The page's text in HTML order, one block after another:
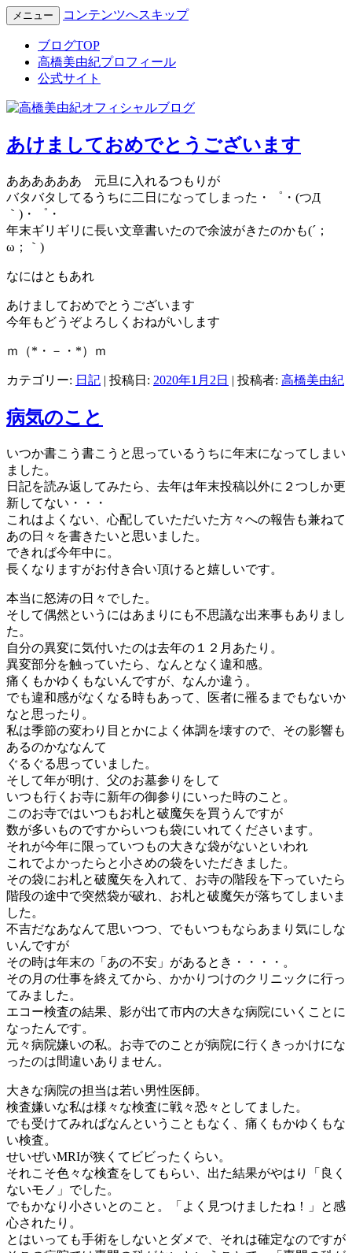
高橋美由紀オフィシャルブロ
グ
Miyuki Takahashi Official Blog
メニュー コンテンツへスキップ
ブログTOP
高橋美由紀プロフィール
公式サイト
あけましておめでとうございます
ああああああ 元旦に入れるつもりが
バタバタしてるうちに二日になってしまった・゜・(つД
｀)・゜・
年末ギリギリに長い文章書いたので余波がきたのかも(´；
ω；｀)
なにはともあれ
あけましておめでとうございます
今年もどうぞよろしくおねがいします
ｍ（*・－・*）ｍ
カテゴリー: 日記 | 投稿日: 2020年1月2日 | 投稿者: 高橋美由紀
病気のこと
いつか書こう書こうと思っているうちに年末になってしまい
ました。
日記を読み返してみたら、去年は年末投稿以外に２つしか更
新してない・・・
これはよくない、心配していただいた方々への報告も兼ねて
あの日々を書きたいと思いました。
できれば今年中に。
長くなりますがお付き合い頂けると嬉しいです。
本当に怒涛の日々でした。
そして偶然というにはあまりにも不思議な出来事もありまし
た。
自分の異変に気付いたのは去年の１２月あたり。
異変部分を触っていたら、なんとなく違和感。
痛くもかゆくもないんですが、なんか違う。
でも違和感がなくなる時もあって、医者に罹るまでもないか
なと思ったり。
私は季節の変わり目とかによく体調を壊すので、その影響も
あるのかななんて
ぐるぐる思っていました。
そして年が明け、父のお墓参りをして
いつも行くお寺に新年の御参りにいった時のこと。
このお寺ではいつもお札と破魔矢を買うんですが
数が多いものですからいつも袋にいれてくださいます。
それが今年に限っていつもの大きな袋がないといわれ
これでよかったらと小さめの袋をいただきました。
その袋にお札と破魔矢を入れて、お寺の階段を下っていたら
階段の途中で突然袋が破れ、お札と破魔矢が落ちてしまいま
した。
不吉だなあなんて思いつつ、でもいつもならあまり気にしな
いんですが
その時は年末の「あの不安」があるとき・・・・。
その月の仕事を終えてから、かかりつけのクリニックに行っ
てみました。
エコー検査の結果、影が出て市内の大きな病院にいくことに
なったんです。
元々病院嫌いの私。お寺でのことが病院に行くきっかけにな
ったのは間違いありません。
大きな病院の担当は若い男性医師。
検査嫌いな私は様々な検査に戦々恐々としてました。
でも受けてみればなんということもなく、痛くもかゆくもな
い検査。
せいぜいMRIが狭くてビビったくらい。
それこそ色々な検査をしてもらい、出た結果がやはり「良く
ないモノ」でした。
でもかなり小さいとのこと。「よく見つけましたね！」と感
心されたり。
とはいっても手術をしないとダメで、それは確定なのですが